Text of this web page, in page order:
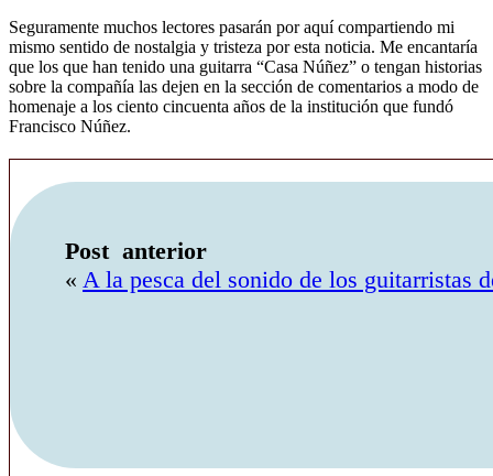
Seguramente muchos lectores pasarán por aquí compartiendo mi
mismo sentido de nostalgia y tristeza por esta noticia. Me encantaría
que los que han tenido una guitarra “Casa Núñez” o tengan historias
sobre la compañía las dejen en la sección de comentarios a modo de
homenaje a los ciento cincuenta años de la institución que fundó
Francisco Núñez.
« A la pesca del sonido de los guitarristas